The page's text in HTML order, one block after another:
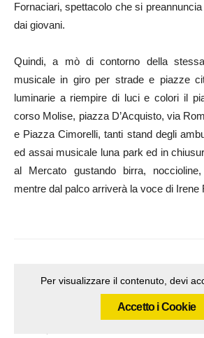
Fornaciari, spettacolo che si
dai giovani.
Quindi, a mò di contorno della
musicale in giro per strade e piazze
luminarie a riempire di luci e colori il
corso Molise, piazza D’Acquisto, via
e Piazza Cimorelli, tanti stand degli
ed assai musicale luna park ed in
al Mercato gustando birra,
mentre dal palco arriverà la voce di Irene
Per visualizzare il contenuto, devi
Accetto i Cookie